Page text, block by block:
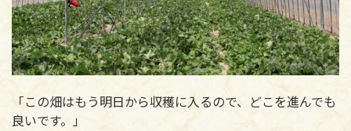
「この畑はもう明日から収穫に入るので、どこを進んでも
良いです。」